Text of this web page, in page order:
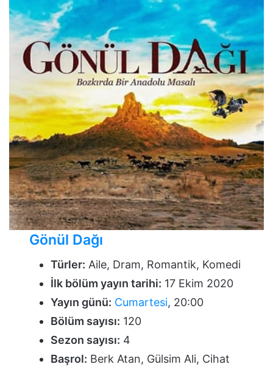
Gönül Dağı
Türler: Aile, Dram, Romantik, Komedi
İlk bölüm yayın tarihi: 17 Ekim 2020
Yayın günü: Cumartesi, 20:00
Bölüm sayısı: 120
Sezon sayısı: 4
Başrol: Berk Atan, Gülsim Ali, Cihat